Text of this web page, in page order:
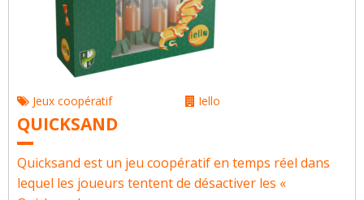
Jeux coopératif Iello
QUICKSAND
Quicksand est un jeu coopératif en temps réel dans
lequel les joueurs tentent de désactiver les «